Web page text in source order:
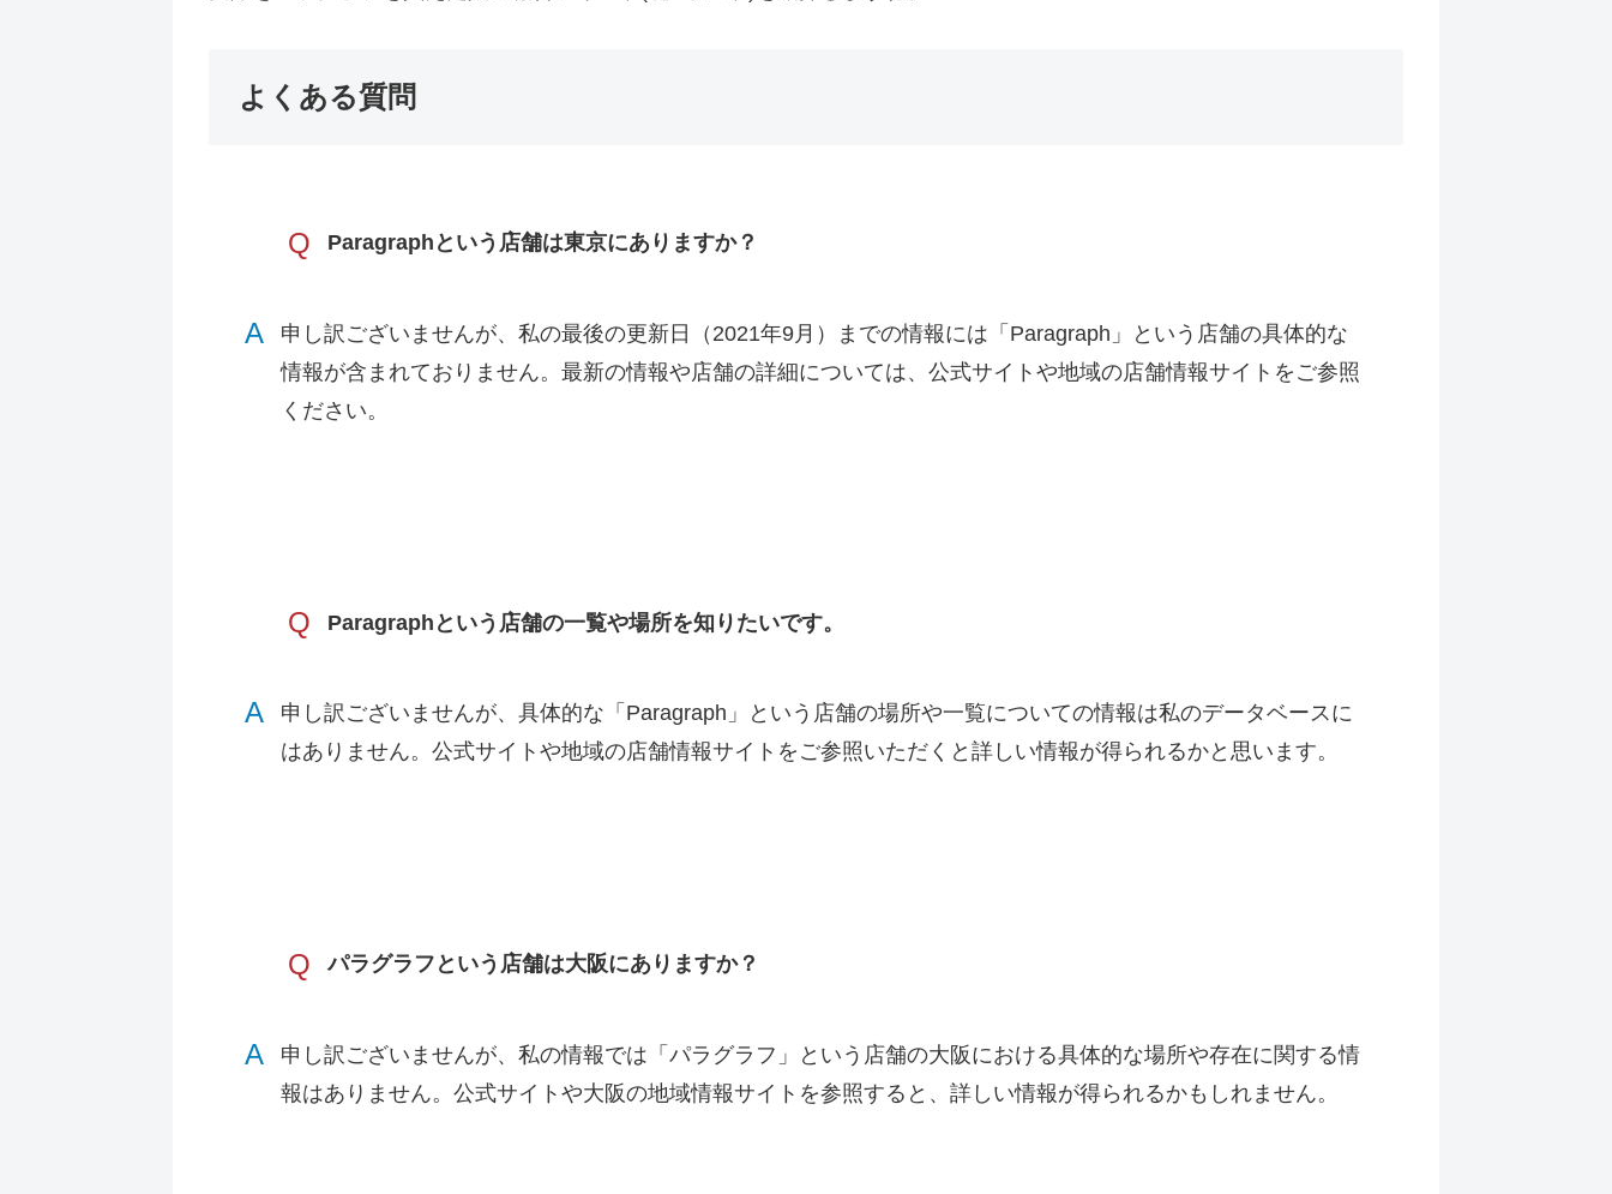
よくある質問
Q Paragraphという店舗は東京にありますか？
A
申し訳ございませんが、私の最後の更新日（2021年9月）までの情報には「Paragraph」という店舗の具体的な
情報が含まれておりません。最新の情報や店舗の詳細については、公式サイトや地域の店舗情報サイトをご参照
ください。
Q Paragraphという店舗の一覧や場所を知りたいです。
A
申し訳ございませんが、具体的な「Paragraph」という店舗の場所や一覧についての情報は私のデータベースに
はありません。公式サイトや地域の店舗情報サイトをご参照いただくと詳しい情報が得られるかと思います。
Q パラグラフという店舗は大阪にありますか？
A
申し訳ございませんが、私の情報では「パラグラフ」という店舗の大阪における具体的な場所や存在に関する情
報はありません。公式サイトや大阪の地域情報サイトを参照すると、詳しい情報が得られるかもしれません。